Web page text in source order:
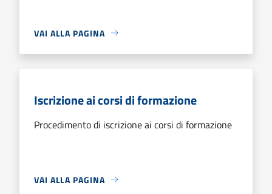
VAI ALLA PAGINA
Iscrizione ai corsi di formazione
Procedimento di iscrizione ai corsi di formazione
VAI ALLA PAGINA